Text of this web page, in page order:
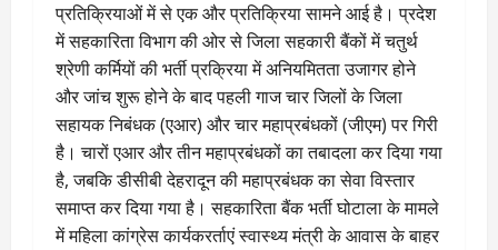
प्रतिक्रियाओं में से एक और प्रतिक्रिया सामने आई है। प्रदेश
में सहकारिता विभाग की ओर से जिला सहकारी बैंकों में चतुर्थ
श्रेणी कर्मियों की भर्ती प्रक्रिया में अनियमितता उजागर होने
और जांच शुरू होने के बाद पहली गाज चार जिलों के जिला
सहायक निबंधक (एआर) और चार महाप्रबंधकों (जीएम) पर गिरी
है। चारों एआर और तीन महाप्रबंधकों का तबादला कर दिया गया
है, जबकि डीसीबी देहरादून की महाप्रबंधक का सेवा विस्तार
समाप्त कर दिया गया है। सहकारिता बैंक भर्ती घोटाला के मामले
में महिला कांग्रेस कार्यकरर्ताएं स्वास्थ्य मंत्री के आवास के बाहर